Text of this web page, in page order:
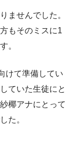
ませんでした。
もそのミスに1
。
けて準備してい
ていた生徒にと
椰アナにとって
た。